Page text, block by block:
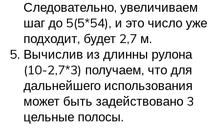
Следовательно, увеличиваем
шаг до 5(5*54), и это число уже
подходит, будет 2,7 м.
Вычислив из длинны рулона
(10-2,7*3) получаем, что для
дальнейшего использования
может быть задействовано 3
цельные полосы.